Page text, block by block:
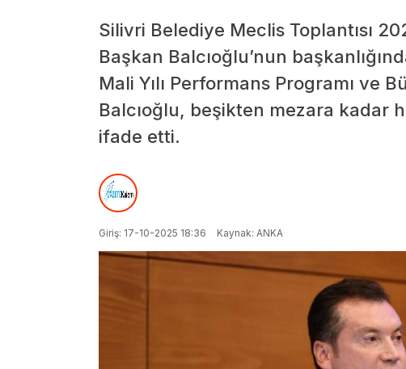
Silivri Belediye Meclis Toplantısı
Başkan Balcıoğlu’nun
Mali Yılı Performans Programı ve
Balcıoğlu, beşikten mezara kadar
ifade etti.
Giriş: 17-10-2025 18:36 Kaynak: ANKA